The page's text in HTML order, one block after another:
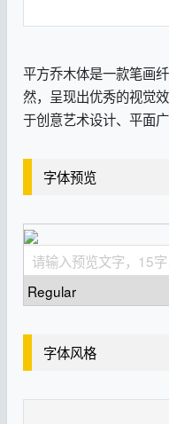
平方乔木体是一款笔画
然，呈现出优秀的视觉
于创意艺术设计、平面
字体预览
字体风格